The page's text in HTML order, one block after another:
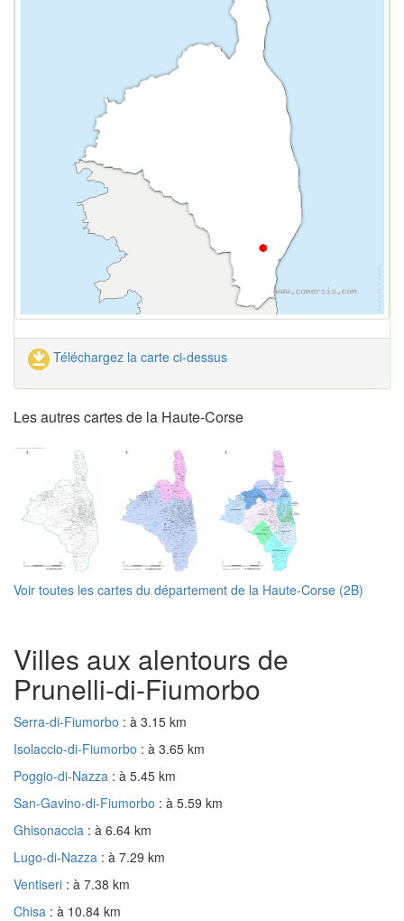
Téléchargez la carte ci-dessus
Les autres cartes de la Haute-Corse
Voir toutes les cartes du département de la Haute-Corse (2B)
Villes aux alentours de
Prunelli-di-Fiumorbo
Serra-di-Fiumorbo : à 3.15 km
Isolaccio-di-Fiumorbo : à 3.65 km
Poggio-di-Nazza : à 5.45 km
San-Gavino-di-Fiumorbo : à 5.59 km
Ghisonaccia : à 6.64 km
Lugo-di-Nazza : à 7.29 km
Ventiseri : à 7.38 km
Chisa : à 10.84 km